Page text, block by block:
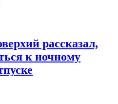
рассказал,
к ночному